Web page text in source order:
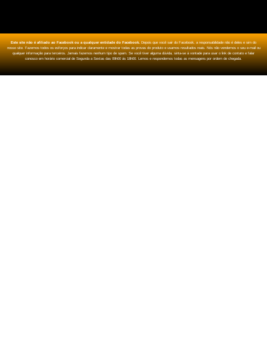
Este site não é afiliado ao Facebook ou a qualquer entidade do Facebook. Depois que você sair do Facebook, a responsabilidade não é deles e sim do
nosso site. Fazemos todos os esforços para indicar claramente e mostrar todas as provas do produto e usamos resultados reais. Nós não vendemos o seu e-mail ou
qualquer informação para terceiros. Jamais fazemos nenhum tipo de spam. Se você tiver alguma dúvida, sinta-se à vontade para usar o link de contato e falar
conosco em horário comercial de Segunda a Sextas das 09h00 ás 18h00. Lemos e respondemos todas as mensagens por ordem de chegada.